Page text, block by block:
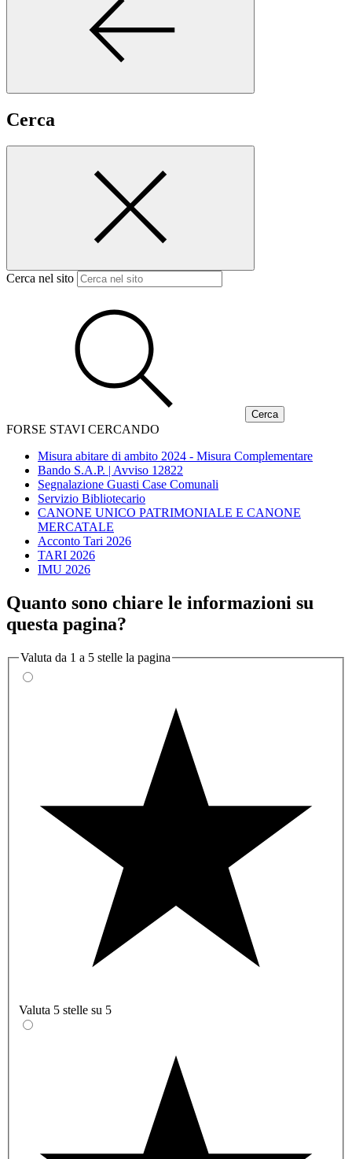
Cerca
Cerca nel sito
FORSE STAVI CERCANDO
Misura abitare di ambito 2024 - Misura Complementare
Bando S.A.P. | Avviso 12822
Segnalazione Guasti Case Comunali
Servizio Bibliotecario
CANONE UNICO PATRIMONIALE E CANONE
MERCATALE
Acconto Tari 2026
TARI 2026
IMU 2026
Quanto sono chiare le informazioni su
questa pagina?
Valuta da 1 a 5 stelle la pagina
Valuta 5 stelle su 5